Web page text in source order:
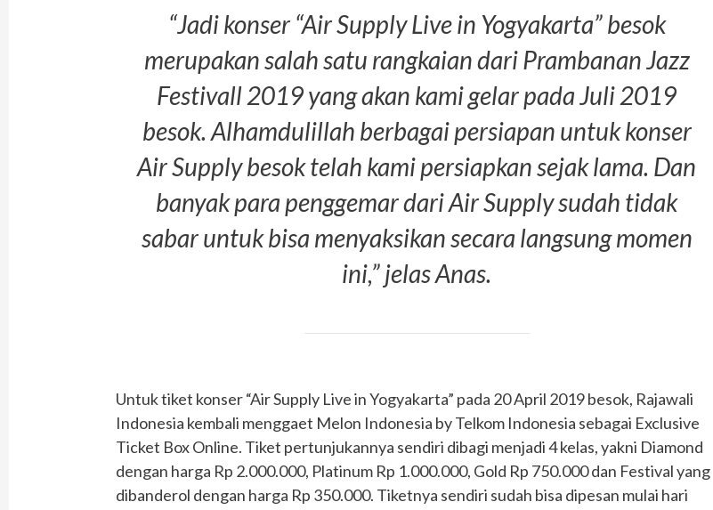
“Jadi konser “Air Supply Live in Yogyakarta” besok
merupakan salah satu rangkaian dari Prambanan Jazz
Festivall 2019 yang akan kami gelar pada Juli 2019
besok. Alhamdulillah berbagai persiapan untuk konser
Air Supply besok telah kami persiapkan sejak lama. Dan
banyak para penggemar dari Air Supply sudah tidak
sabar untuk bisa menyaksikan secara langsung momen
ini,” jelas Anas.
Untuk tiket konser “Air Supply Live in Yogyakarta” pada 20 April 2019 besok, Rajawali
Indonesia kembali menggaet Melon Indonesia by Telkom Indonesia sebagai Exclusive
Ticket Box Online. Tiket pertunjukannya sendiri dibagi menjadi 4 kelas, yakni Diamond
dengan harga Rp 2.000.000, Platinum Rp 1.000.000, Gold Rp 750.000 dan Festival yang
dibanderol dengan harga Rp 350.000. Tiketnya sendiri sudah bisa dipesan mulai hari